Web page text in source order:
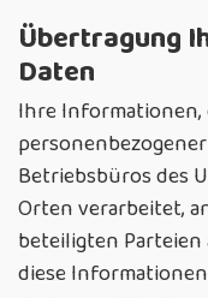
Übertragung
Daten
Ihre
Betriebsbüros des
Orten verarbeitet,
beteiligten Parteien
diese